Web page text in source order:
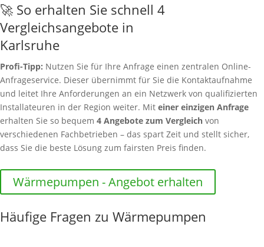
🚀 So erhalten Sie schnell 4
Vergleichsangebote in
Karlsruhe
Profi-Tipp: Nutzen Sie für Ihre Anfrage einen zentralen Online-
Anfrageservice. Dieser übernimmt für Sie die Kontaktaufnahme
und leitet Ihre Anforderungen an ein Netzwerk von qualifizierten
Installateuren in der Region weiter. Mit einer einzigen Anfrage
erhalten Sie so bequem 4 Angebote zum Vergleich von
verschiedenen Fachbetrieben – das spart Zeit und stellt sicher,
dass Sie die beste Lösung zum fairsten Preis finden.
Wärmepumpen - Angebot erhalten
Häufige Fragen zu Wärmepumpen